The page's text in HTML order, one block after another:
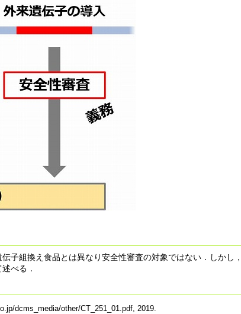
子組換え食品とは異なり安全性審査の対象ではない．しか
べる．
dcms_media/other/CT_251_01.pdf, 2019.